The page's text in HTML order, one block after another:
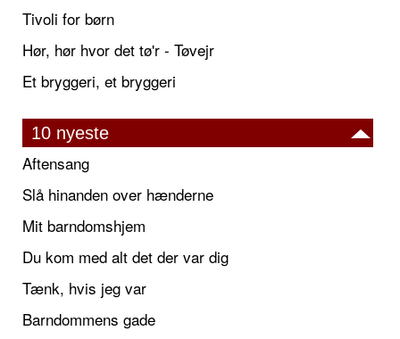
Tivoli for børn
Hør, hør hvor det tø'r - Tøvejr
Et bryggeri, et bryggeri
10 nyeste
Aftensang
Slå hinanden over hænderne
Mit barndomshjem
Du kom med alt det der var dig
Tænk, hvis jeg var
Barndommens gade